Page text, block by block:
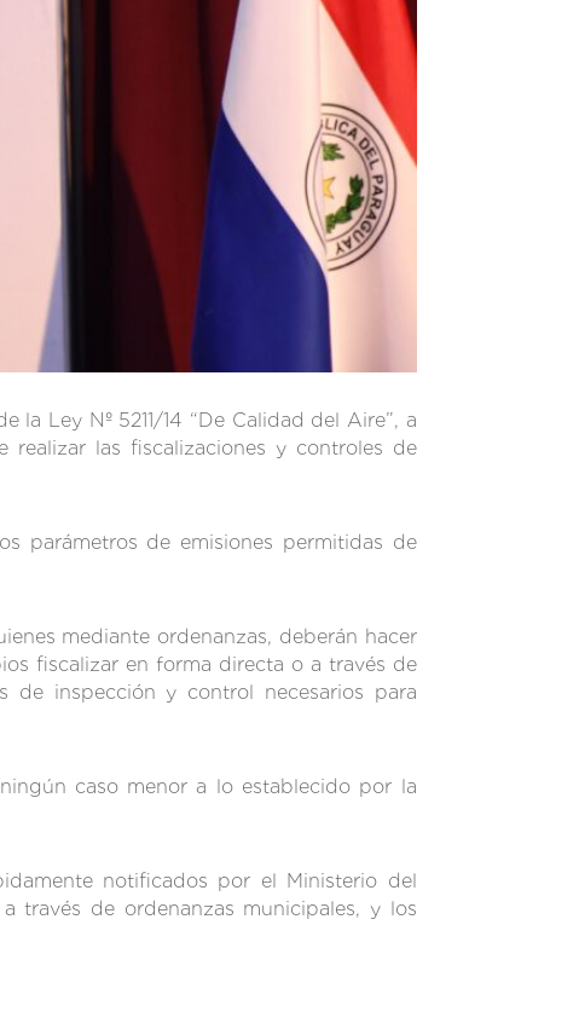
Ley Nº 5211/14 “De Calidad del Aire”, a
realizar las fiscalizaciones y controles de
parámetros de emisiones permitidas de
mediante ordenanzas, deberán hacer
fiscalizar en forma directa o a través de
inspección y control necesarios para
caso menor a lo establecido por la
notificados por el Ministerio del
través de ordenanzas municipales, y los